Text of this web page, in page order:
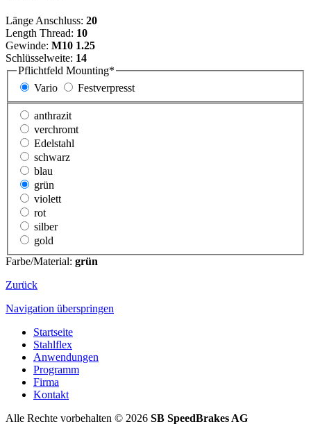
Länge Anschluss: 20
Length Thread: 10
Gewinde: M10 1.25
Schlüsselweite: 14
Pflichtfeld Mounting*
Vario
Festverpresst
anthrazit
verchromt
Edelstahl
schwarz
blau
grün
violett
rot
silber
gold
Farbe/Material: grün
Zurück
Navigation überspringen
Startseite
Stahlflex
Anwendungen
Programm
Firma
Kontakt
Alle Rechte vorbehalten © 2026 SB SpeedBrakes AG